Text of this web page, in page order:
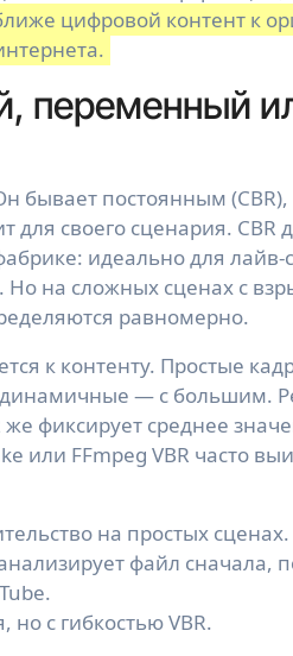
цифровой контент к
переменный
бывает постоянным
для своего сценария. CBR
идеально для лайв-
Но на сложных сценах с
равномерно.
к контенту. Простые
— с большим.
фиксирует среднее
или FFmpeg VBR часто
на простых сценах.
файл сначала,
но с гибкостью VBR.